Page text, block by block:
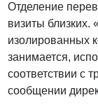
Отделение
визиты близких.
изолированных
занимается,
соответствии с
сообщении